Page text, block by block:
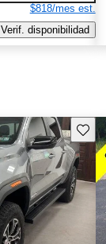
$818/mes est.
Verif. disponibilidad